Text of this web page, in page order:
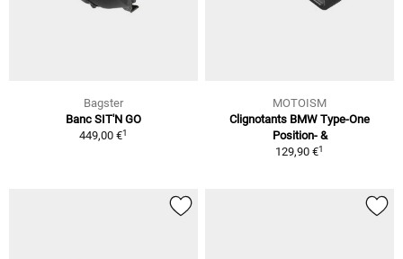
Bagster
Banc SIT'N GO
449,00 €1
MOTOISM
Clignotants BMW Type-One
Position- &
129,90 €1